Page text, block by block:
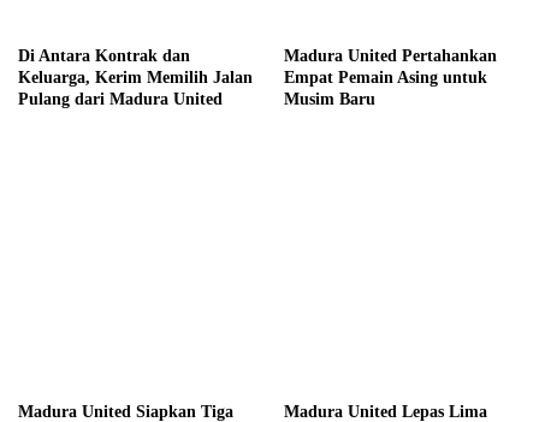
Di Antara Kontrak dan
Keluarga, Kerim Memilih Jalan
Pulang dari Madura United
Madura United Pertahankan
Empat Pemain Asing untuk
Musim Baru
Madura United Siapkan Tiga
Madura United Lepas Lima